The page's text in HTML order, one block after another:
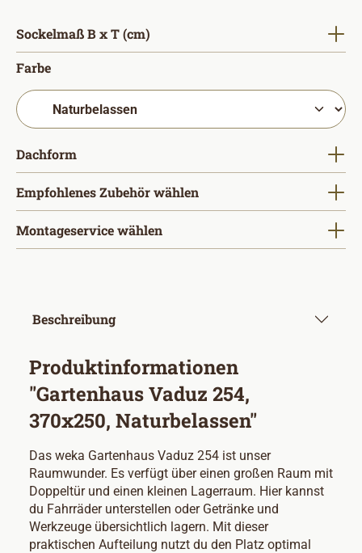
Sockelmaß B x T (cm)
Farbeauswählen
Dachform
Empfohlenes Zubehör wählen
Montageservice wählen
Beschreibung
Produktinformationen
"Gartenhaus Vaduz 254,
370x250, Naturbelassen"
Das weka Gartenhaus Vaduz 254 ist unser
Raumwunder. Es verfügt über einen großen Raum mit
Doppeltür und einen kleinen Lagerraum. Hier kannst
du Fahrräder unterstellen oder Getränke und
Werkzeuge übersichtlich lagern. Mit dieser
praktischen Aufteilung nutzt du den Platz optimal